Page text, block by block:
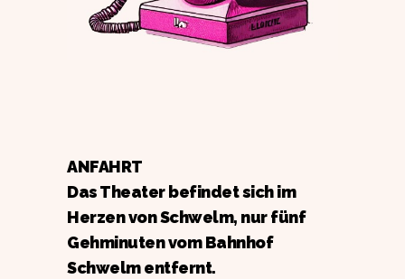
ANFAHRT
Das Theater befindet sich im
Herzen von Schwelm, nur fünf
Gehminuten vom Bahnhof
Schwelm entfernt.